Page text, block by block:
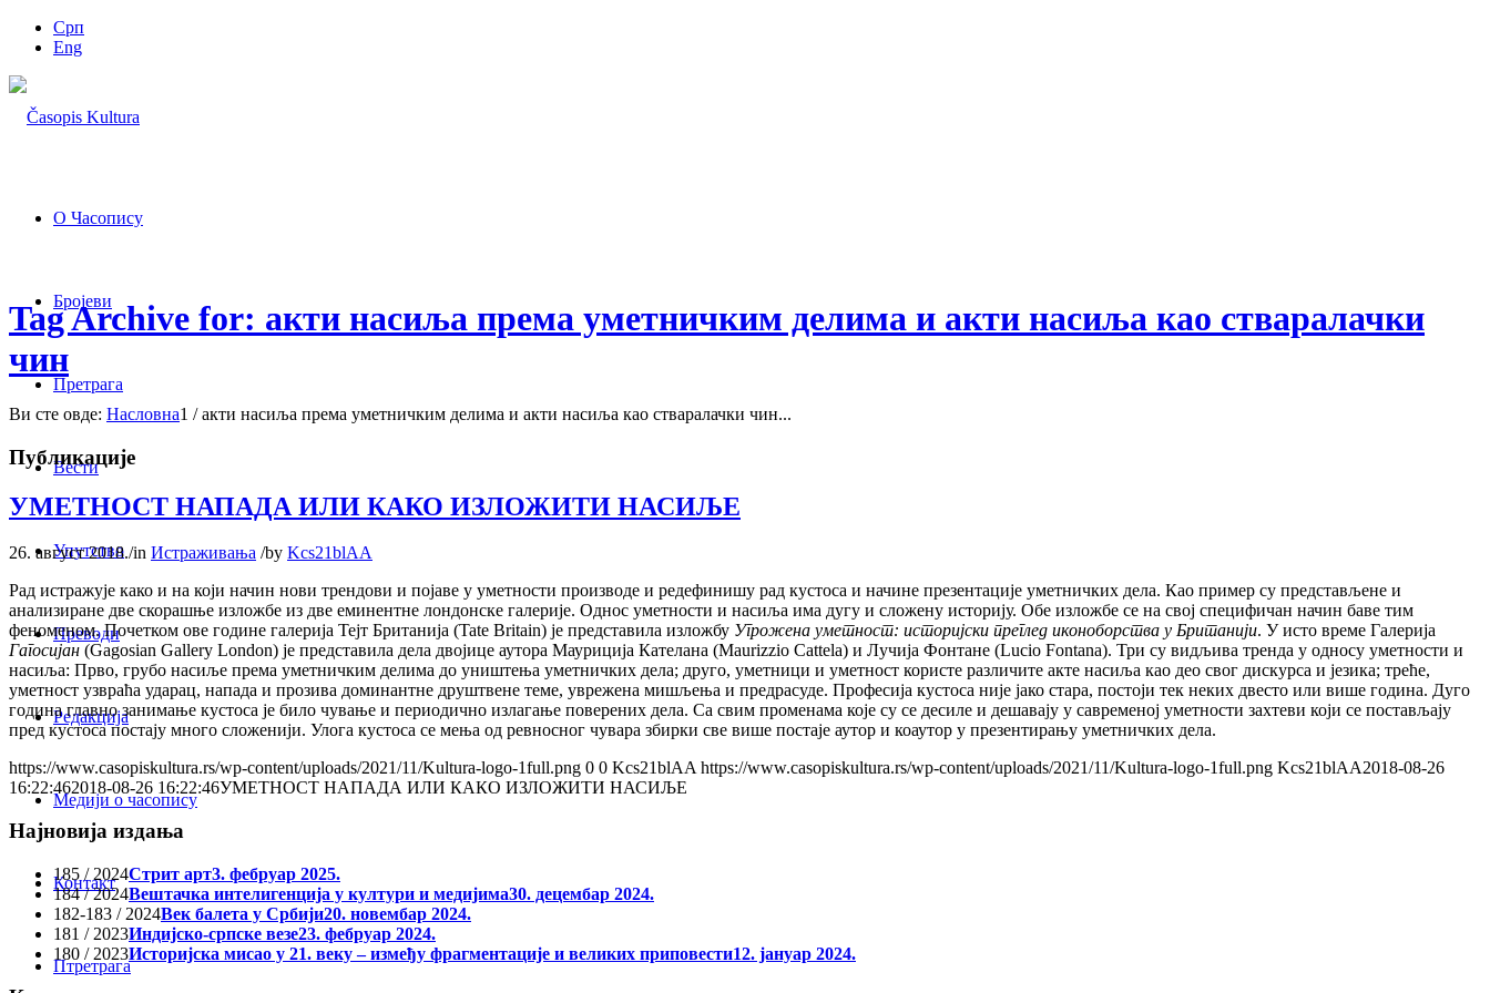
Срп
Eng
О Часопису
Бројеви
Претрага
Вести
Упутство
Преводи
Редакција
Медији о часопису
Контакт
Птретрага
Tag Archive for: акти насиља према уметничким делима и акти насиља као стваралачки
чин
Ви сте овде: Насловна1 / акти насиља према уметничким делима и акти насиља као стваралачки чин...
Публикације
УМЕТНОСТ НАПАДА ИЛИ КАКО ИЗЛОЖИТИ НАСИЉЕ
26. август 2018./in Истраживања /by Kcs21blAA
Рад истражује како и на који начин нови трендови и појаве у уметности производе и редефинишу рад кустоса и начине презентације уметничких дела. Као пример су представљене и
анализиране две скорашње изложбе из две еминентне лондонске галерије. Однос уметности и насиља има дугу и сложену историју. Обе изложбе се на свој специфичан начин баве тим
феноменом. Почетком ове године галерија Тејт Британија (Tate Britain) је представила изложбу Угрожена уметност: историјски преглед иконоборства у Британији. У исто време Галерија
Гагосијан (Gagosian Gallery London) је представила дела двојице аутора Мауриција Кателана (Maurizzio Cattela) и Лучија Фонтане (Lucio Fontana). Три су видљива тренда у односу уметности и
насиља: Прво, грубо насиље према уметничким делима до уништења уметничких дела; друго, уметници и уметност користе различите акте насиља као део свог дискурса и језика; треће,
уметност узвраћа ударац, напада и прозива доминантне друштвене теме, уврежена мишљења и предрасуде. Професија кустоса није јако стара, постоји тек неких двесто или више година. Дуго
година главно занимање кустоса је било чување и периодично излагање поверених дела. Са свим променама које су се десиле и дешавају у савременој уметности захтеви који се постављају
пред кустоса постају много сложенији. Улога кустоса се мења од ревносног чувара збирки све више постаје аутор и коаутор у презентирању уметничких дела.
https://www.casopiskultura.rs/wp-content/uploads/2021/11/Kultura-logo-1full.png 0 0 Kcs21blAA https://www.casopiskultura.rs/wp-content/uploads/2021/11/Kultura-logo-1full.png Kcs21blAA2018-08-26
16:22:462018-08-26 16:22:46УМЕТНОСТ НАПАДА ИЛИ КАКО ИЗЛОЖИТИ НАСИЉЕ
Најновија издања
185 / 2024Стрит арт3. фебруар 2025.
184 / 2024Вештачка интелигенција у култури и медијима30. децембар 2024.
182-183 / 2024Век балета у Србији20. новембар 2024.
181 / 2023Индијско-српске везе23. фебруар 2024.
180 / 2023Историјска мисао у 21. веку – између фрагментације и великих приповести12. јануар 2024.